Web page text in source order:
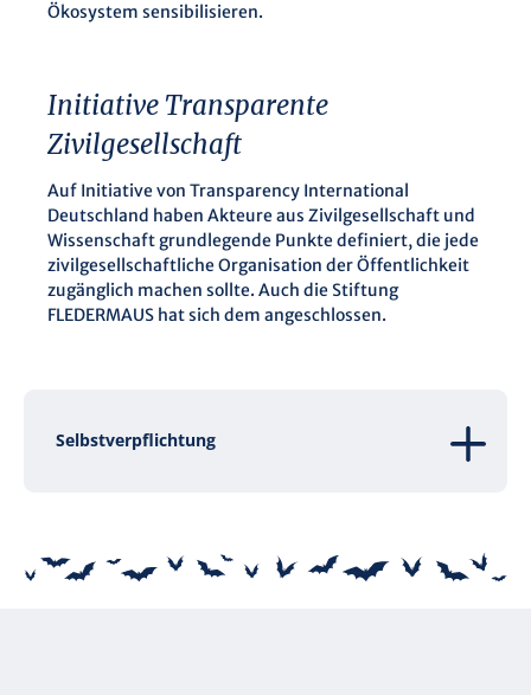
Ökosystem sensibilisieren.
Initiative Transparente
Zivilgesellschaft
Auf Initiative von Transparency International
Deutschland haben Akteure aus Zivilgesellschaft und
Wissenschaft grundlegende Punkte definiert, die jede
zivilgesellschaftliche Organisation der Öffentlichkeit
zugänglich machen sollte. Auch die Stiftung
FLEDERMAUS hat sich dem angeschlossen.
Selbstverpflichtung